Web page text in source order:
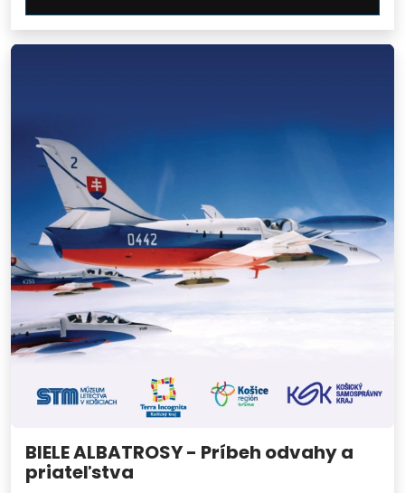
BIELE ALBATROSY - Príbeh odvahy a
priateľstva